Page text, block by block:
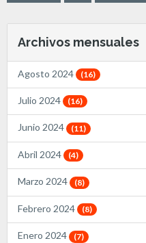
Archivos mensuales
Agosto 2024 (16)
Julio 2024 (16)
Junio 2024 (11)
Abril 2024 (4)
Marzo 2024 (8)
Febrero 2024 (8)
Enero 2024 (7)